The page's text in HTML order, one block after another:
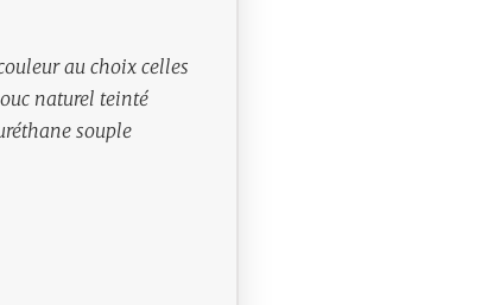
au choix celles
naturel teinté
souple